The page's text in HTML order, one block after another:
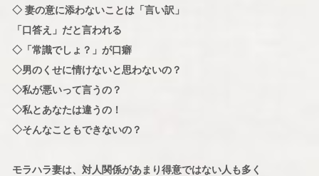
◇ 妻の意に添わないことは「言い訳」
「口答え」だと言われる
◇「常識でしょ？」が口癖
◇男のくせに情けないと思わないの？
◇私が悪いって言うの？
◇私とあなたは違うの！
◇そんなこともできないの？
モラハラ妻は、対人関係があまり得意ではない人も多く